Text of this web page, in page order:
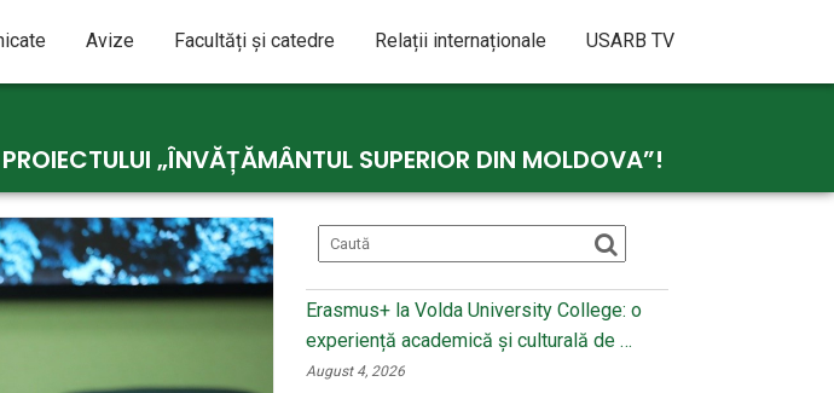
Avize Facultăți și catedre Relații internaționale USARB TV
„ÎNVĂȚĂMÂNTUL SUPERIOR DIN MOLDOVA”!
Erasmus+ la Volda University College: o
experiență academică și culturală de …
August 4, 2026